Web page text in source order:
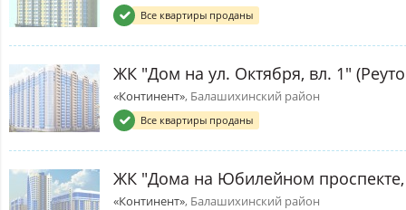
Все квартиры проданы
ЖК "Дом на ул. Октября, вл. 1"
«Континент», Балашихинский район
Все квартиры проданы
ЖК "Дома на Юбилейном
«Континент», Балашихинский район